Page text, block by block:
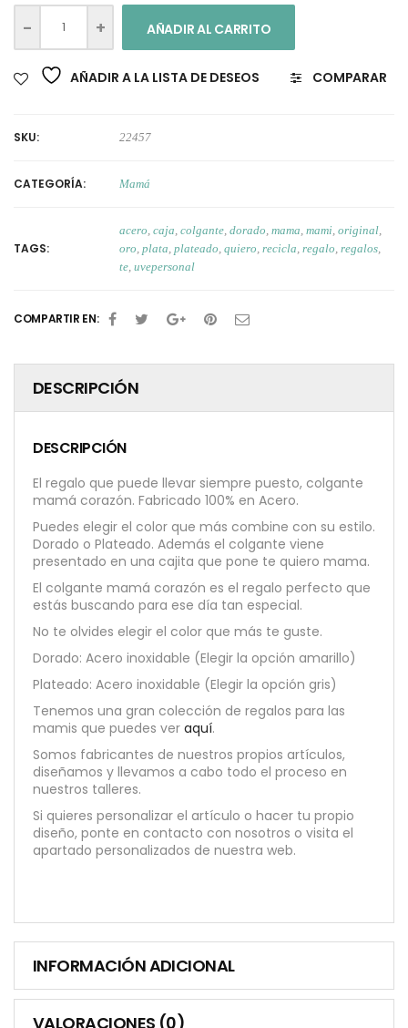
AÑADIR AL CARRITO
AÑADIR A LA LISTA DE DESEOS COMPARAR
SKU: 22457
CATEGORÍA: Mamá
TAGS:
acero, caja, colgante, dorado, mama, mami, original,
oro, plata, plateado, quiero, recicla, regalo, regalos,
te, uvepersonal
COMPARTIR EN:
DESCRIPCIÓN
DESCRIPCIÓN
El regalo que puede llevar siempre puesto, colgante
mamá corazón. Fabricado 100% en Acero.
Puedes elegir el color que más combine con su estilo.
Dorado o Plateado. Además el colgante viene
presentado en una cajita que pone te quiero mama.
El colgante mamá corazón es el regalo perfecto que
estás buscando para ese día tan especial.
No te olvides elegir el color que más te guste.
Dorado: Acero inoxidable (Elegir la opción amarillo)
Plateado: Acero inoxidable (Elegir la opción gris)
Tenemos una gran colección de regalos para las
mamis que puedes ver aquí.
Somos fabricantes de nuestros propios artículos,
diseñamos y llevamos a cabo todo el proceso en
nuestros talleres.
Si quieres personalizar el artículo o hacer tu propio
diseño, ponte en contacto con nosotros o visita el
apartado personalizados de nuestra web.
INFORMACIÓN ADICIONAL
VALORACIONES (0)